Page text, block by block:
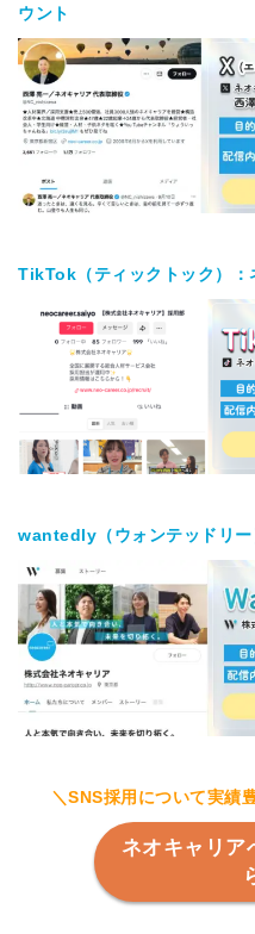
ウント
TikTok（ティックトック）：
wantedly（ウォンテッドリー
＼SNS採用について実績
ネオキャリア